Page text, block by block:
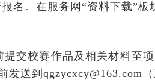
名。在服务网“资料下载”
提交校赛作品及相关材料至
发送到qgzycxcy@163.com